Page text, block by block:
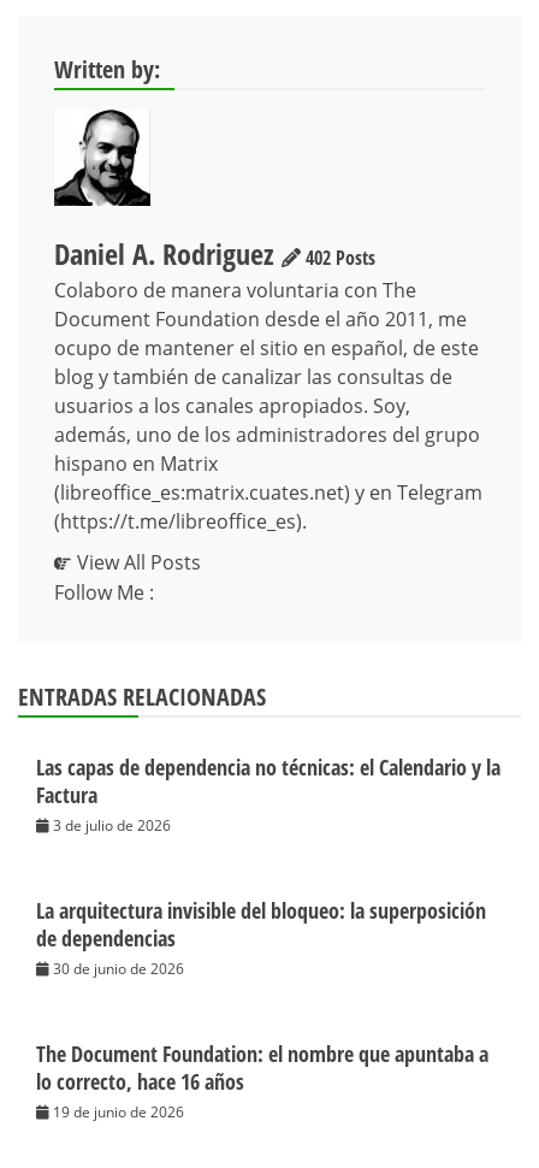
Written by:
Daniel A. Rodriguez
402 Posts
Colaboro de manera voluntaria con The
Document Foundation desde el año 2011, me
ocupo de mantener el sitio en español, de este
blog y también de canalizar las consultas de
usuarios a los canales apropiados. Soy,
además, uno de los administradores del grupo
hispano en Matrix
(libreoffice_es:matrix.cuates.net) y en Telegram
(https://t.me/libreoffice_es).
View All Posts
Follow Me :
ENTRADAS RELACIONADAS
Las capas de dependencia no técnicas: el Calendario y la
Factura
3 de julio de 2026
La arquitectura invisible del bloqueo: la superposición
de dependencias
30 de junio de 2026
The Document Foundation: el nombre que apuntaba a
lo correcto, hace 16 años
19 de junio de 2026